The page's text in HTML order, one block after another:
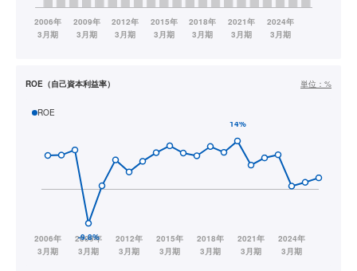
ROE（自己資本利益率） 単位： %
ROE